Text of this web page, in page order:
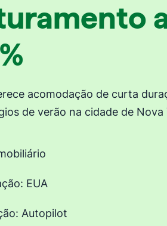
acomodação de curta
de verão na cidade de Nova
EUA
Autopilot